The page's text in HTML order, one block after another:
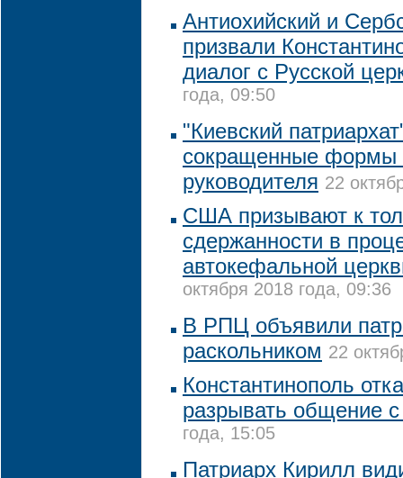
Антиохийский и
призвали
диалог с Русской
года, 09:50
"Киевский
сокращенные формы
руководителя 22
США призывают к
сдержанности в
автокефальной
октября 2018 года, 09:36
В РПЦ объявили
раскольником 22
Константинополь
разрывать общение
года, 15:05
Патриарх Кирилл